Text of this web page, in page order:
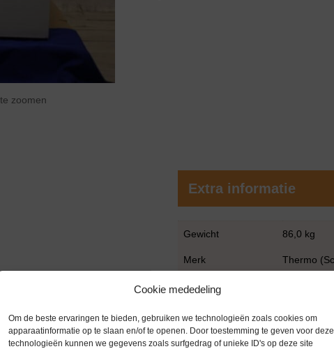
Cookie mededeling
Om de beste ervaringen te bieden, gebruiken we technologieën zoals cookies om
apparaatinformatie op te slaan en/of te openen. Door toestemming te geven voor deze
technologieën kunnen we gegevens zoals surfgedrag of unieke ID's op deze site
zoomen
Extra informatie
Gewicht 86,0 kg
Merk Thermo
Garantie